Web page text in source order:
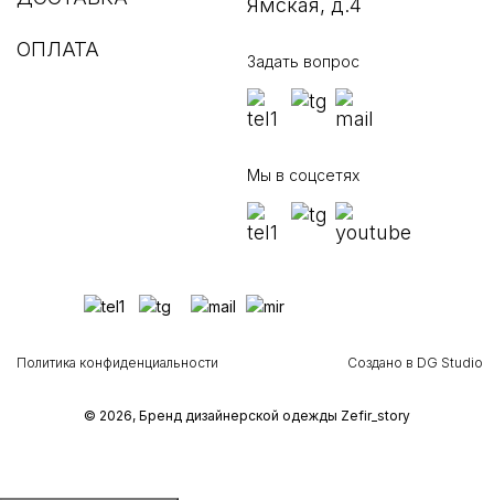
ОПЛАТА
Ямская, д.4
Задать вопрос
Мы в соцсетях
© 2026, Бренд дизайнерской одежды Zefir_story
Политика конфиденциальности Создано в DG Studio